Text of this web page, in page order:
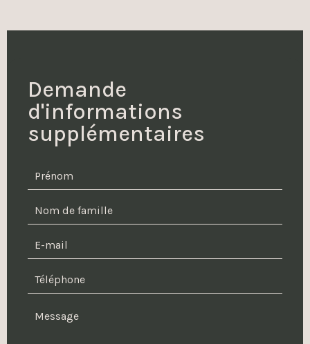
Demande
d'informations
supplémentaires